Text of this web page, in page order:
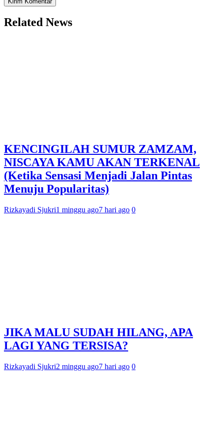
Related News
KENCINGILAH SUMUR ZAMZAM,
NISCAYA KAMU AKAN TERKENAL
(Ketika Sensasi Menjadi Jalan Pintas
Menuju Popularitas)
Rizkayadi Sjukri1 minggu ago7 hari ago 0
JIKA MALU SUDAH HILANG, APA
LAGI YANG TERSISA?
Rizkayadi Sjukri2 minggu ago7 hari ago 0